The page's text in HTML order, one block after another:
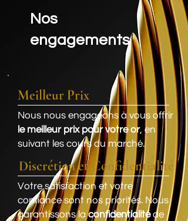
Nos
engagements
Meilleur Prix
Nous nous engageons à vous offrir
le meilleur prix pour votre or, en
suivant les cours du marché.
Discrétion et Confidentialité
Votre satisfaction et votre
confiance sont nos priorités. Nous
garantissons laconfidentialitéde